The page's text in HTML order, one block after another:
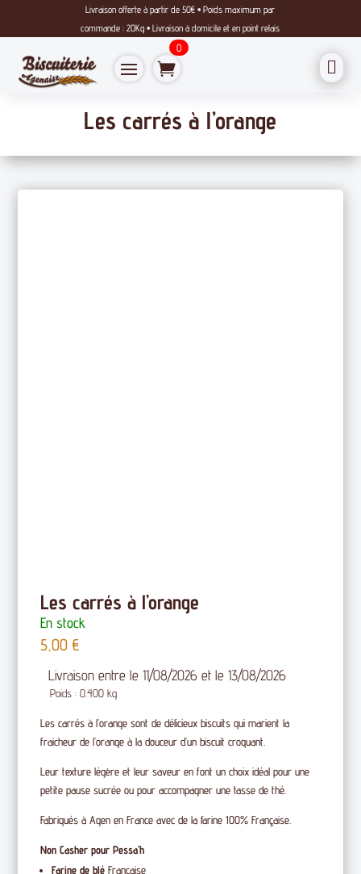
Livraison offerte à partir de 50€ • Poids maximum par
commande : 20Kg • Livraison à domicile et en point relais
0

Les carrés à l’orange
Les carrés à l’orange
En stock
5,00€
Livraison entre le 11/08/2026 et le 13/08/2026
Poids : 0.400 kg
Les carrés à l’orange sont de délicieux biscuits qui marient la
fraicheur de l’orange à la douceur d’un biscuit croquant.
Leur texture légère et leur saveur en font un choix idéal pour une
petite pause sucrée ou pour accompagner une tasse de thé.
Fabriqués à Agen en France avec de la farine 100% Française.
Non Casher pour Pessa’h
Farine de bléFrançaise